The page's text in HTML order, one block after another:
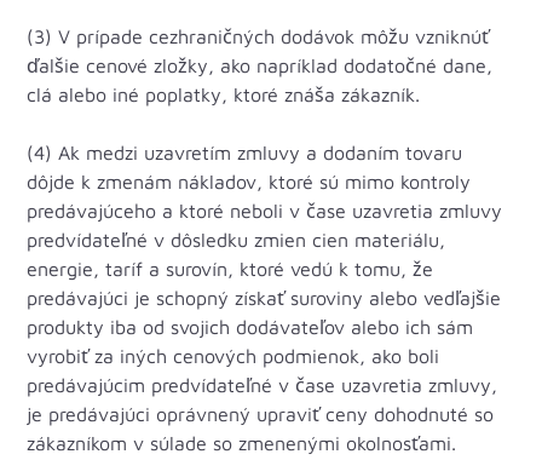
(3) V prípade cezhraničných dodávok môžu vzniknúť
ďalšie cenové zložky, ako napríklad dodatočné dane,
clá alebo iné poplatky, ktoré znáša zákazník.
(4) Ak medzi uzavretím zmluvy a dodaním tovaru
dôjde k zmenám nákladov, ktoré sú mimo kontroly
predávajúceho a ktoré neboli v čase uzavretia zmluvy
predvídateľné v dôsledku zmien cien materiálu,
energie, taríf a surovín, ktoré vedú k tomu, že
predávajúci je schopný získať suroviny alebo vedľajšie
produkty iba od svojich dodávateľov alebo ich sám
vyrobiť za iných cenových podmienok, ako boli
predávajúcim predvídateľné v čase uzavretia zmluvy,
je predávajúci oprávnený upraviť ceny dohodnuté so
zákazníkom v súlade so zmenenými okolnosťami.